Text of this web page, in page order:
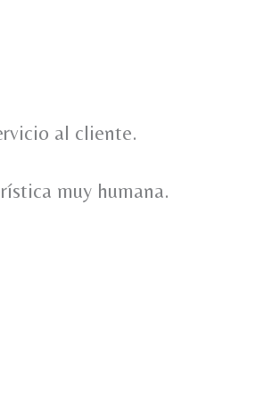
al cliente.
muy humana.